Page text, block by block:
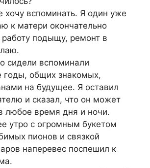
вспоминать. Я один уже
к матери окончательно
работу подыщу, ремонт в
сидели вспоминали
годы, общих знакомых,
на будущее. Я оставил
и сказал, что он может
любое время дня и ночи.
утро с огромным букетом
пионов и связкой
наперевес поспешил к